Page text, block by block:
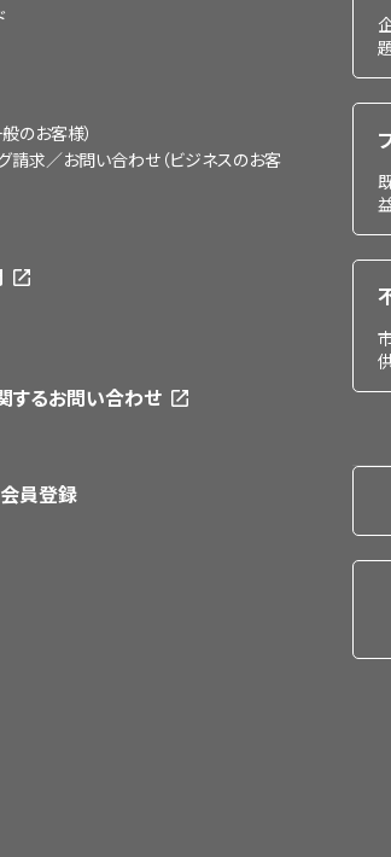
のお客様）
請求／お問い合わせ（ビジネスのお客
するお問い合わせ
会員登録